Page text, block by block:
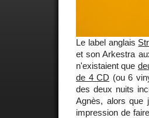
Le label anglais
et son Arkestra
n'existaient que
de 4 CD (ou 6
des deux nuits
Agnès, alors que
impression de